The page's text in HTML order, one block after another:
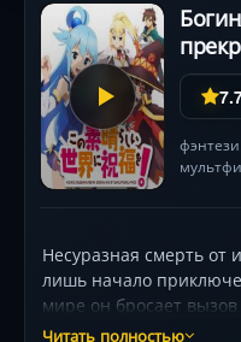
фэнтези
Несуразная смерть от
лишь начало
мире он бросает
забирая её с собой в
Читать полностью